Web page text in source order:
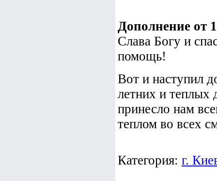
Дополнение от
Слава Богу и
помощь!
Вот и наступил
летних и теплых
принесло нам
теплом во всех
Категория: г.